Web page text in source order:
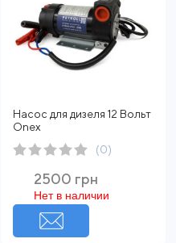
Насос для дизеля 12 Вольт
Onex
(0)
2500 грн
Нет в наличии